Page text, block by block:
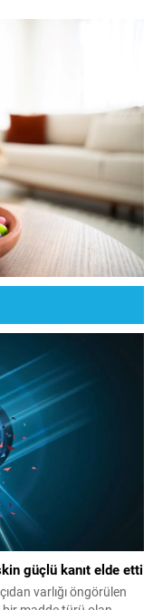
güçlü kanıt elde etti
varlığı öngörülen